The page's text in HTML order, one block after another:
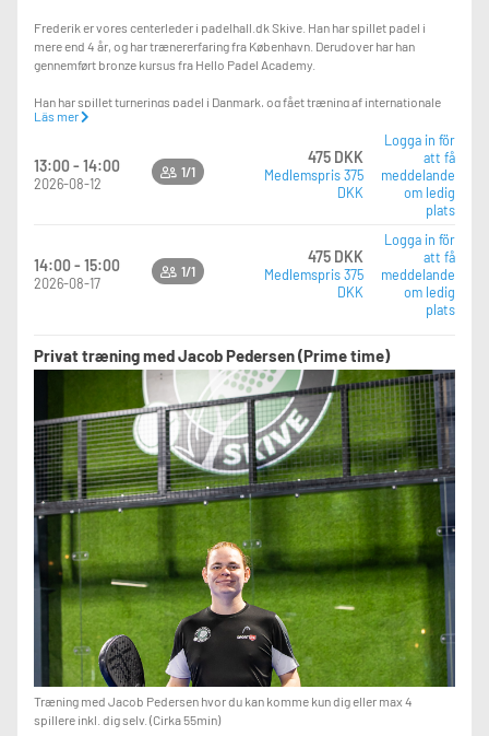
Frederik er vores centerleder i padelhall.dk Skive. Han har spillet padel i
mere end 4 år, og har trænererfaring fra København. Derudover har han
gennemført bronze kursus fra Hello Padel Academy.
Han har spillet turnerings padel i Danmark, og fået træning af internationale
trænere i Danmark og Spanien.
Läs mer
13:00 - 14:00
2026-08-12
1/1
475 DKK
Medlemspris 375
DKK
Logga in för
att få
meddelande
om ledig
plats
14:00 - 15:00
2026-08-17
1/1
475 DKK
Medlemspris 375
DKK
Logga in för
att få
meddelande
om ledig
plats
Privat træning med Jacob Pedersen (Prime time)
Træning med Jacob Pedersen hvor du kan komme kun dig eller max 4
spillere inkl. dig selv. (Cirka 55min)